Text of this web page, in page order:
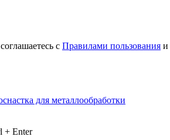
с Правилами пользования и
для металлообработки
+ Enter